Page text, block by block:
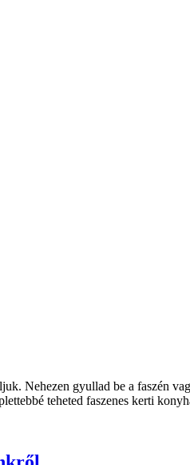
Nehezen gyullad be a faszén
teheted faszenes kerti